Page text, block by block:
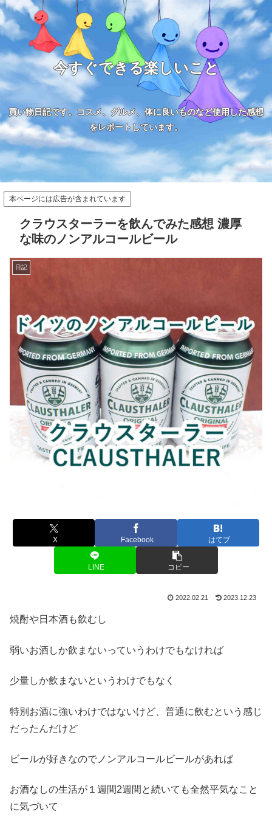
今すぐできる楽しいこと
買い物日記です。コスメ、グルメ、体に良いものなど使用した感想
をレポートしています。
本ページには広告が含まれています
クラウスターラーを飲んでみた感想 濃厚
な味のノンアルコールビール
日記
X Facebook はてブ
LINE コピー
2022.02.21 2023.12.23
焼酎や日本酒も飲むし
弱いお酒しか飲まないっていうわけでもなければ
少量しか飲まないというわけでもなく
特別お酒に強いわけではないけど、普通に飲むという感じ
だったんだけど
ビールが好きなのでノンアルコールビールがあれば
お酒なしの生活が１週間2週間と続いても全然平気なこと
に気づいて